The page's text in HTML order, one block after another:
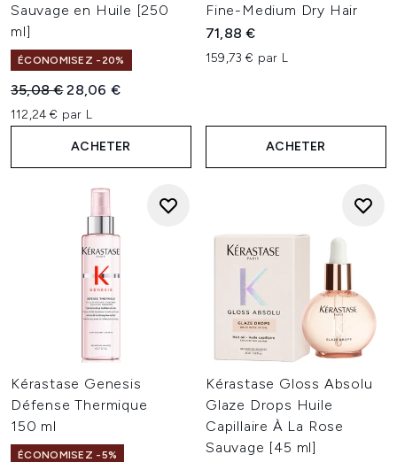
Sauvage en Huile [250
ml]
ÉCONOMISEZ -20%
Prix de vente :
35,08 €Prix ​​actuel :
28,06 €
112,24 € par L
ACHETER
Fine-Medium Dry Hair
71,88 €
159,73 € par L
ACHETER
Kérastase Genesis
Défense Thermique
150 ml
ÉCONOMISEZ -5%
Kérastase Gloss Absolu
Glaze Drops Huile
Capillaire À La Rose
Sauvage [45 ml]